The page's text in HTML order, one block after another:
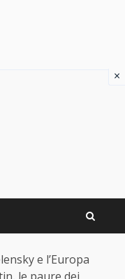
e l’Europa
×